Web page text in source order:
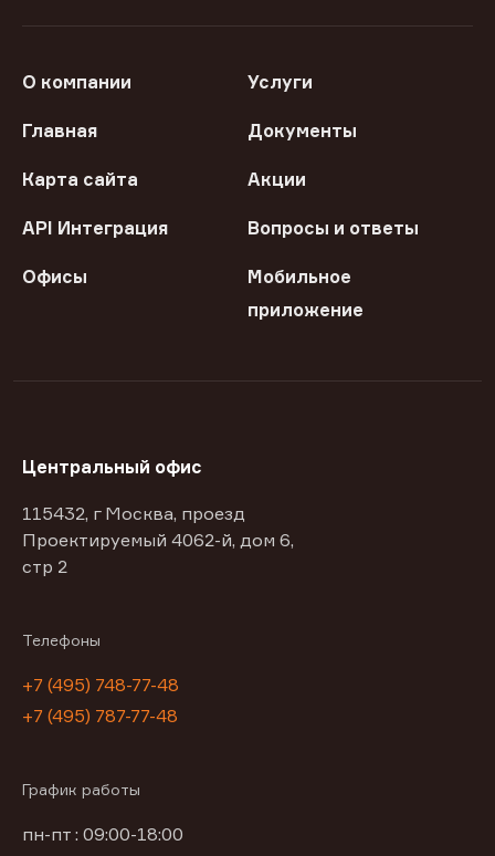
О компании Услуги
Главная Документы
Карта сайта Акции
API Интеграция Вопросы и ответы
Офисы
Мобильное
приложение
Центральный офис
115432, г Москва, проезд
Проектируемый 4062-й, дом 6,
стр 2
Телефоны
+7 (495) 748-77-48
+7 (495) 787-77-48
График работы
пн-пт : 09:00-18:00